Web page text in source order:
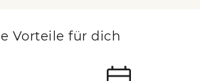
Vorteile für dich